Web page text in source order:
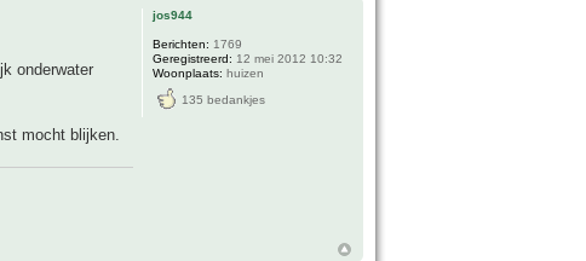
onderwater
mocht blijken.
jos944
Berichten: 1769
Geregistreerd: 12 mei 2012 10:32
Woonplaats: huizen
135 bedankjes